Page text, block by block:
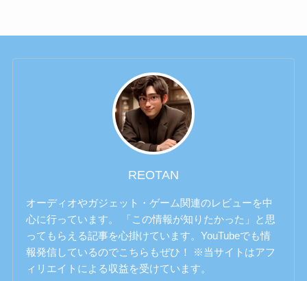
REOTAN
オーディオやガジェット・ゲーム関連のレビューを中
心に行っています。 「この情報が知りたかった」と思
ってもらえる記事を心掛けています。YouTubeでも情
報発信しているのでこちらもぜひ！ ※当サイトはアフ
ィリエイトによる収益を受けています。